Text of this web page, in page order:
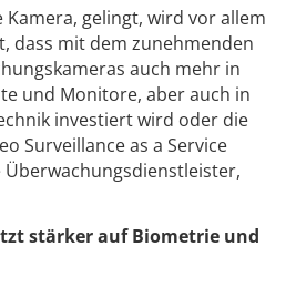
gelingt, wird vor allem
dass mit dem zunehmenden
auch mehr in
und Monitore, aber auch in
investiert wird oder die
Surveillance as a Service
Überwachungsdienstleister,
stärker auf Biometrie und